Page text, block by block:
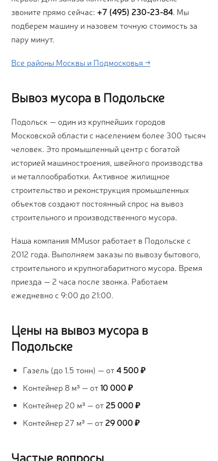
звоните прямо сейчас: +7 (495) 230-23-84. Мы
подберем машину и назовем точную стоимость за
пару минут.
Все районы Москвы и Подмосковья →
Вывоз мусора в Подольске
Подольск — один из крупнейших городов
Московской области с населением более 300 тысяч
человек. Это промышленный центр с богатой
историей машиностроения, швейного производства
и металлообработки. Активное жилищное
строительство и реконструкция промышленных
объектов создают постоянный спрос на вывоз
строительного и производственного мусора.
Наша компания MMusor работает в Подольске с
2012 года. Выполняем заказы по вывозу бытового,
строительного и крупногабаритного мусора. Время
приезда — 2 часа после звонка. Работаем
ежедневно с 9:00 до 21:00.
Цены на вывоз мусора в
Подольске
Газель (до 1.5 тонн) — от4 500 ₽
Контейнер 8 м³ — от 10 000 ₽
Контейнер 20 м³ — от 25 000 ₽
Контейнер 27 м³ — от 29 000 ₽
Частые вопросы